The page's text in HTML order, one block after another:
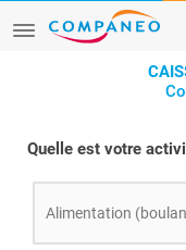
Quelle est votre
Alimentation